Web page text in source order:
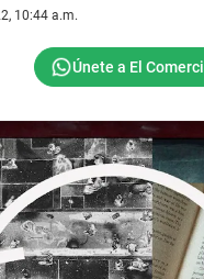
10:44 a.m.